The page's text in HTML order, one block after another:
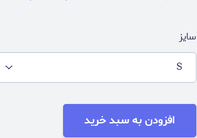
سایز
S
افزودن به سبد خرید